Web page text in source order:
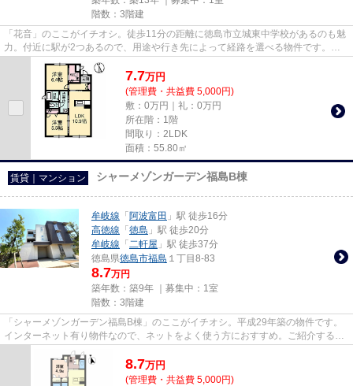
階数：3階建
「花音」のここがイチオシ。徒歩11分の距離に徳島市立城東中学校があるのも魅
力。付近に駅が2つあるので、用途や行き先によって経路を選べる物件です。ネ
ットの回線をマンションに繋げ...
7.7万円
(管理費・共益費 5,000円)
敷：0万円｜礼：0万円
所在階：1階
間取り：2LDK
面積：55.80㎡
賃貸｜マンション シャーメゾンガーデン福島B棟
牟岐線 「 阿波富田 」駅 徒歩16分
高徳線 「 徳島 」駅 徒歩20分
牟岐線 「 二軒屋 」駅 徒歩37分
徳島県徳島市福島 １丁目8-83
8.7万円
築年数：築9年 ｜募集中： 1室
階数：3階建
「シャーメゾンガーデン福島B棟」のここがイチオシ。平成29年築の物件です。
インターネット有り物件なので、ネットをよく使う方におすすめ。ご紹介するの
は平成29年2月竣工・築8年の物...
8.7万円
(管理費・共益費 5,000円)